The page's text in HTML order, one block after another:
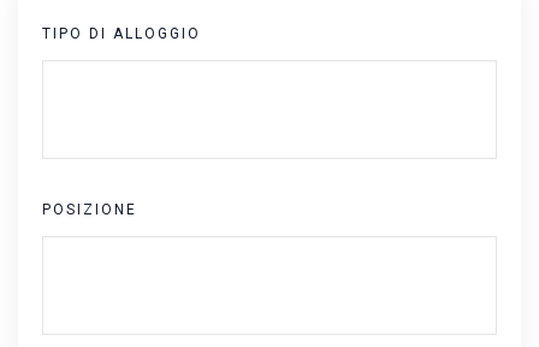
TIPO DI ALLOGGIO
POSIZIONE